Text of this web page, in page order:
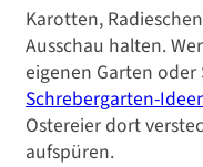
Karotten,
Ausschau halten.
eigenen Garten
Schrebergarten-
Ostereier dort
aufspüren.